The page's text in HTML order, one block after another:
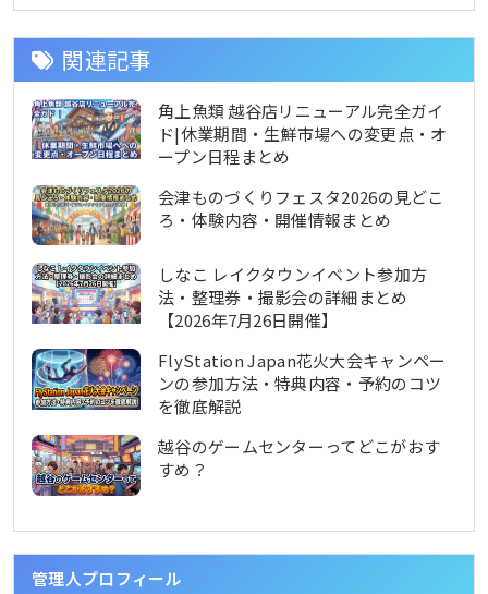
関連記事
角上魚類 越谷店リニューアル完全ガイ
ド|休業期間・生鮮市場への変更点・オ
ープン日程まとめ
会津ものづくりフェスタ2026の見どこ
ろ・体験内容・開催情報まとめ
しなこ レイクタウンイベント参加方
法・整理券・撮影会の詳細まとめ
【2026年7月26日開催】
FlyStation Japan花火大会キャンペー
ンの参加方法・特典内容・予約のコツ
を徹底解説
越谷のゲームセンターってどこがおす
すめ？
管理人プロフィール